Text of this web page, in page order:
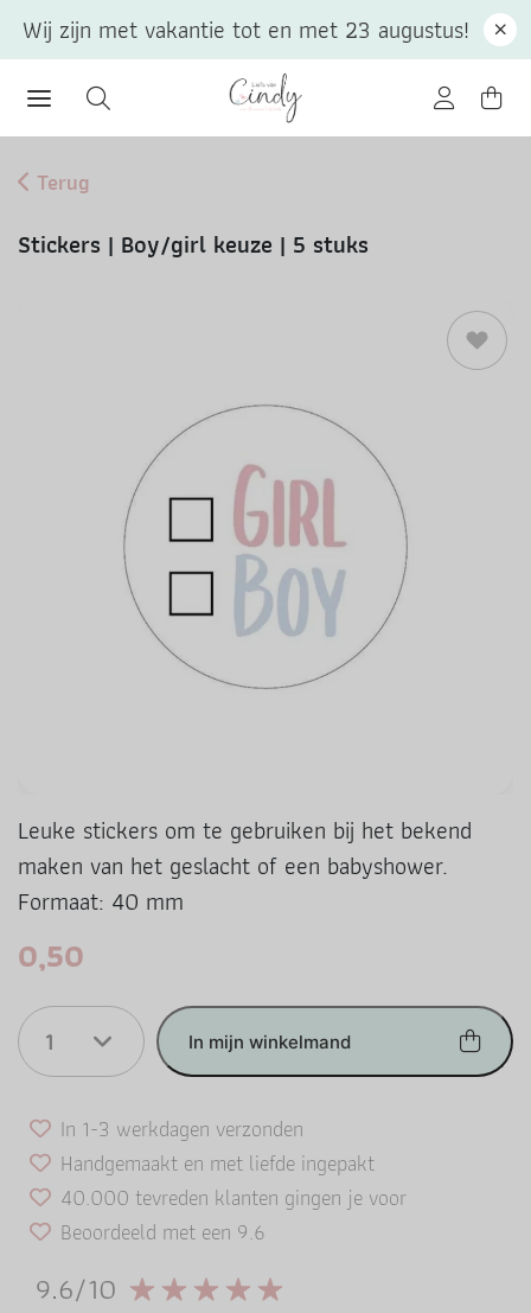
Terug
Stickers | Boy/girl keuze | 5 stuks
Leuke stickers om te gebruiken bij het bekend
maken van het geslacht of een babyshower.
Formaat: 40 mm
0,50
1 In mijn winkelmand
In 1-3 werkdagen verzonden
Handgemaakt en met liefde ingepakt
40.000 tevreden klanten gingen je voor
Beoordeeld met een 9.6
9.6/10
Wij zijn met vakantie tot en met 23 augustus!